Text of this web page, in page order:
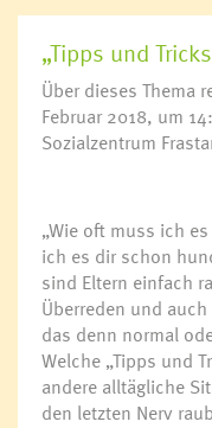
„Tipps und
Über dieses Thema
Februar 2018, um
Sozialzentrum
„Wie oft muss ich
ich es dir schon
sind Eltern einfach
Überreden und
das denn normal
Welche „Tipps und
andere alltägliche
den letzten Nerv